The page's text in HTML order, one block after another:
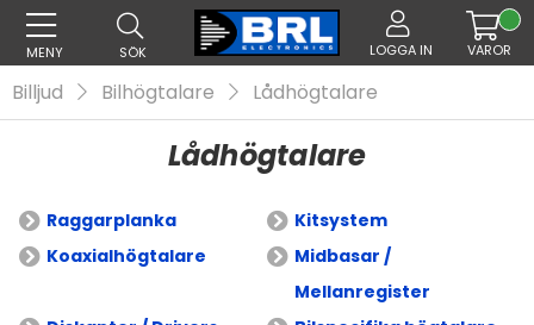
MENY SÖK LOGGA IN VAROR
Billjud Bilhögtalare Lådhögtalare
Lådhögtalare
Raggarplanka
Kitsystem
Koaxialhögtalare
Midbasar /
Mellanregister